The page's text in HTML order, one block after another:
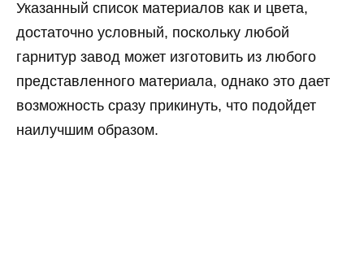
Указанный список материалов как и цвета,
достаточно условный, поскольку любой
гарнитур завод может изготовить из любого
представленного материала, однако это дает
возможность сразу прикинуть, что подойдет
наилучшим образом.